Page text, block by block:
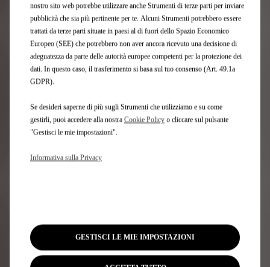
Questa funzione è gestita tramite l'integrazione API
ChatGPT da SoundHound AI.
generativa fluida, intuitiva e accessibile, trasformando
ogni viaggio in un piacere unico. La nostra missione con
DS è di fornire ai nostri clienti un'esperienza di bordo
senza paragoni."
nostro sito web potrebbe utilizzare anche Strumenti di terze parti per inviare
pubblicità che sia più pertinente per te. Alcuni Strumenti potrebbero essere
trattati da terze parti situate in paesi al di fuori dello Spazio Economico
Europeo (SEE) che potrebbero non aver ancora ricevuto una decisione di
adeguatezza da parte delle autorità europee competenti per la protezione dei
dati. In questo caso, il trasferimento si basa sul tuo consenso (Art. 49.1a
GDPR).
Se desideri saperne di più sugli Strumenti che utilizziamo e su come
gestirli, puoi accedere alla nostra Cookie Policy o cliccare sul pulsante
"Gestisci le mie impostazioni".
Informativa sulla Privacy
GESTISCI LE MIE IMPOSTAZIONI